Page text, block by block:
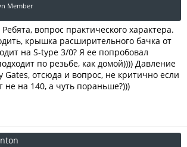
Member
вопрос практического характера.
крышка расширительного бачка от
на S-type 3/0? Я ее попробовал
по резьбе, как домой)))) Давление
Gates, отсюда и вопрос, не критично если
не на 140, а чуть пораньше?)))